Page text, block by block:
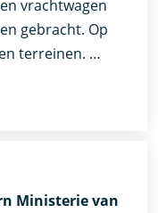
vrachtwagen
gebracht. Op
terreinen. …
Ministerie van